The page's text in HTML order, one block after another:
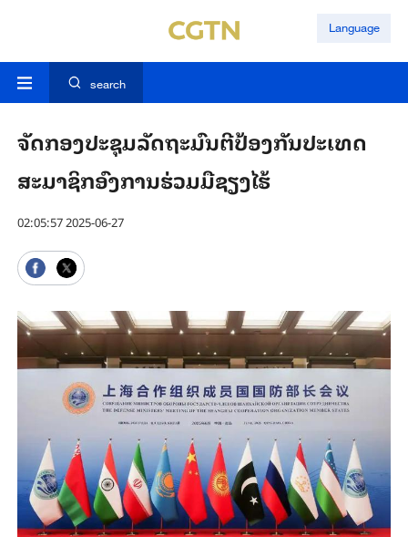
Language
search
ຈັດກອງປະຊຸມລັດຖະມົນຕີປ້ອງກັນປະເທດ
ສະມາຊິກອົງການຮ່ວມມືຊຽງໄຮ້
02:05:57 2025-06-27